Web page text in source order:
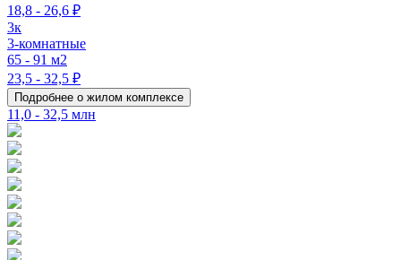
18,8 - 26,6 ₽
3к
3-комнатные
65 - 91 м2
23,5 - 32,5 ₽
Подробнее о жилом комплексе
11,0 - 32,5 млн